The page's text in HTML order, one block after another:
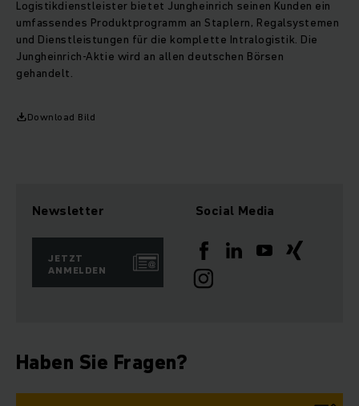
Logistikdienstleister bietet Jungheinrich seinen Kunden ein
umfassendes Produktprogramm an Staplern, Regalsystemen
und Dienstleistungen für die komplette Intralogistik. Die
Jungheinrich-Aktie wird an allen deutschen Börsen
gehandelt.
Download Bild
Newsletter
JETZT
ANMELDEN
Social Media
Haben Sie Fragen?